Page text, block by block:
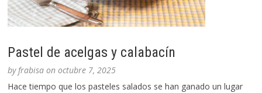
Pastel de acelgas y calabacín
byfrabisa onoctubre 7, 2025
Hace tiempo que los pasteles salados se han ganado un lugar